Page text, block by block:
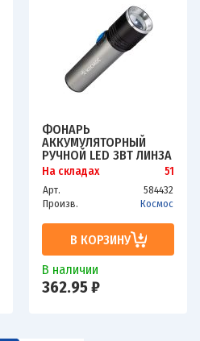
ФОНАРЬ
АККУМУЛЯТОРНЫЙ
РУЧНОЙ LED 3ВТ ЛИНЗА
ЗУМ АККУМ. LI-ION
18650 1.2А.Ч USB-ШНУР
АНОДИР. АЛЮМ.
КОСМОС KOS111LIT
На складах 51
Арт.
584432
Произв.
Космос
В КОРЗИНУ
В наличии
362.95 ₽